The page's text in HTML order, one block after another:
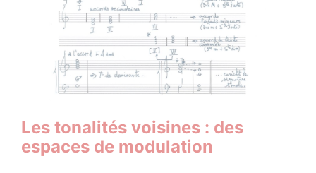
Les tonalités voisines : des
espaces de modulation